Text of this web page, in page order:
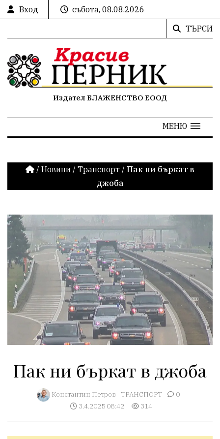
Вход
събота, 08.08.2026
ТЪРСИ
Издател БЛАЖЕНСТВО ЕООД
МЕНЮ
/ Новини / Транспорт / Пак ни бъркат в
джоба
Пак ни бъркат в джоба
Константин Петров ТРАНСПОРТ
0
3.4.2025 08:42
314